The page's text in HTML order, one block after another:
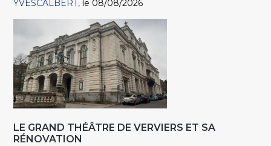
YVESCALBERT le 08/08/2026
LE GRAND THÉÂTRE DE VERVIERS ET SA
RÉNOVATION